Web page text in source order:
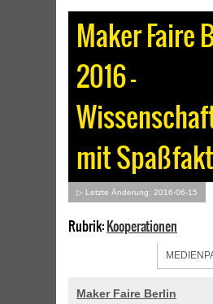
Maker Faire
2016 –
mit
▷ Letzte Änderung: 2016-06-15
Rubrik:Kooperationen
Maker Faire Berlin